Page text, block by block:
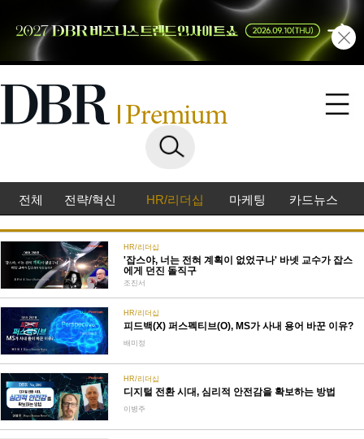
전체 전략/혁신 HR/리더십 마케팅 카드뉴스
HR/리더십
'잡스야, 너는 전혀 계획이 없었구나' 바넷 교수가 잡스
에게 던진 돌직구
조진서
HR/리더십
피드백(X) 퍼스펙티브(O), MS가 사내 용어 바꾼 이유?
배미정
HR/리더십
디지털 전환 시대, 심리적 안전감을 확보하는 방법
이병주